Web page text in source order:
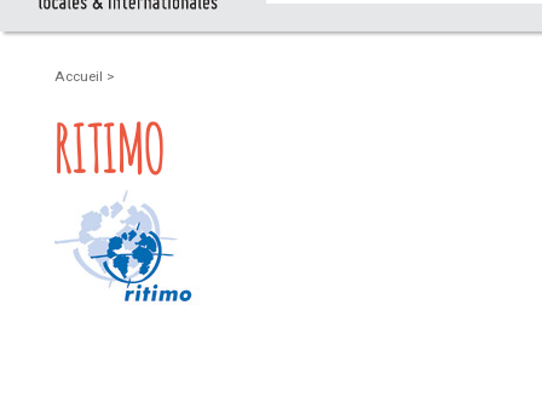
Accueil >
RITIMO